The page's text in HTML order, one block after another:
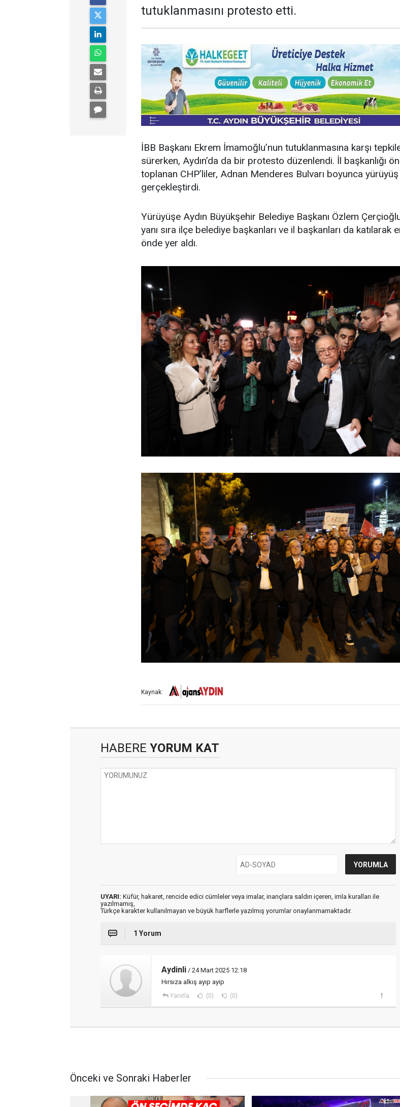
tutuklanmasını protesto etti.
İBB Başkanı Ekrem İmamoğlu’nun tutuklanmasına karşı
sürerken, Aydın’da da bir protesto düzenlendi. İl başkanlığı
toplanan CHP’liler, Adnan Menderes Bulvarı boyunca yürüyüş
gerçekleştirdi.
Yürüyüşe Aydın Büyükşehir Belediye Başkanı Özlem
yanı sıra ilçe belediye başkanları ve il başkanları da katılarak
önde yer aldı.
Kaynak:
HABERE YORUM KAT
UYARI: Küfür, hakaret, rencide edici cümleler veya imalar, inançlara saldırı içeren, imla kuralları ile
yazılmamış,
Türkçe karakter kullanılmayan ve büyük harflerle yazılmış yorumlar onaylanmamaktadır.
1 Yorum
Aydinli / 24 Mart 2025 12:18
Hırsıza alkış ayıp ayip
Yanıtla (0) (0)
Önceki ve Sonraki Haberler